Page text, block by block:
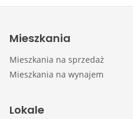
Mieszkania
Mieszkania na sprzedaż
Mieszkania na wynajem
Lokale